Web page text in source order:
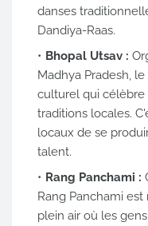
danses
Dandiya-Raas.
Bhopal Utsav :
Madhya Pradesh,
culturel qui célèbre
traditions locales.
locaux de se
talent.
Rang Panchami :
Rang Panchami
plein air où les